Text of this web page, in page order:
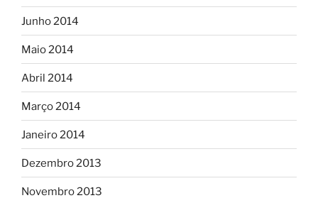
Junho 2014
Maio 2014
Abril 2014
Março 2014
Janeiro 2014
Dezembro 2013
Novembro 2013